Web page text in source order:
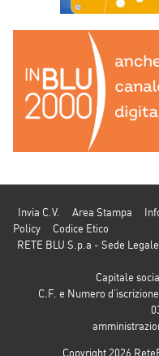
Invia C.V. Area Stampa
Policy
Codice Etico
RETE BLU S.p.a - Sede
Capitale
C.F. e Numero
Copyright 2026